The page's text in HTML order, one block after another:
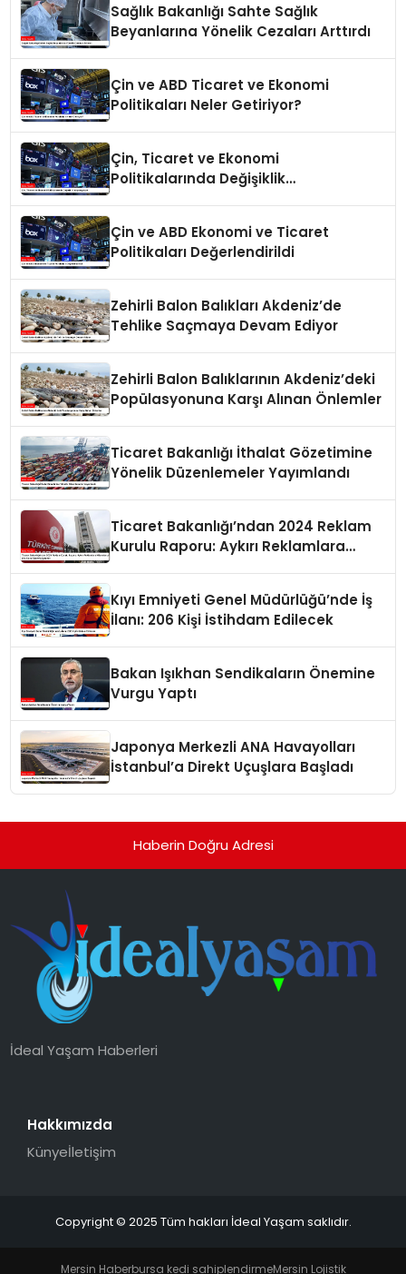
Sağlık Bakanlığı Sahte Sağlık
Beyanlarına Yönelik Cezaları Arttırdı
Çin ve ABD Ticaret ve Ekonomi
Politikaları Neler Getiriyor?
Çin, Ticaret ve Ekonomi
Politikalarında Değişiklik
Çin ve ABD Ekonomi ve Ticaret
Politikaları Değerlendirildi
Zehirli Balon Balıkları Akdeniz’de
Tehlike Saçmaya Devam Ediyor
Zehirli Balon Balıklarının Akdeniz’deki
Popülasyonuna Karşı Alınan Önlemler
Ticaret Bakanlığı İthalat Gözetimine
Yönelik Düzenlemeler Yayımlandı
Ticaret Bakanlığı’ndan 2024 Reklam
Kurulu Raporu: Aykırı Reklamlara
Kıyı Emniyeti Genel Müdürlüğü’nde İş
İlanı: 206 Kişi İstihdam Edilecek
Bakan Işıkhan Sendikaların Önemine
Vurgu Yaptı
Japonya Merkezli ANA Havayolları
İstanbul’a Direkt Uçuşlara Başladı
Haberin Doğru Adresi
İdeal Yaşam Haberleri
Hakkımızda
Künyeİletişim
Copyright © 2025 Tüm hakları İdeal Yaşam saklıdır.
Mersin Haberbursa kedi sahiplendirmeMersin Lojistik